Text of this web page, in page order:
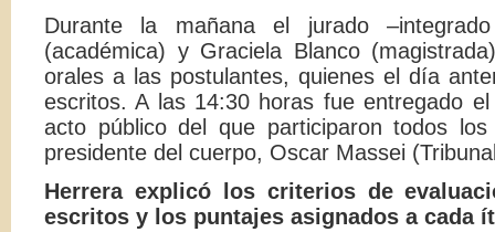
Durante la mañana el jurado
(académica) y Graciela Blanco
orales a las postulantes, quienes el día
escritos. A las 14:30 horas fue entregado
acto público del que participaron todos
presidente del cuerpo, Oscar Massei
Herrera explicó los criterios de
escritos y los puntajes asignados a cada